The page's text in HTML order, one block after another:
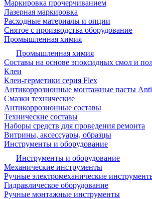
Маркировка прочерчиванием
Лазерная маркировка
Расходные материалы и опции
Снятое с производства оборудование
Промышленная химия
Промышленная химия
Составы на основе эпоксидных смол и
Клеи
Клеи-герметики серия Flex
Антикоррозионные монтажные пасты
Смазки технические
Антикоррозионные составы
Технические составы
Наборы средств для проведения ремонта
Витрины, аксессуары, образцы
Инструменты и оборудование
Инструменты и оборудование
Механические инструменты
Ручные электромеханические
Гидравлическое оборудование
Ручные монтажные инструменты